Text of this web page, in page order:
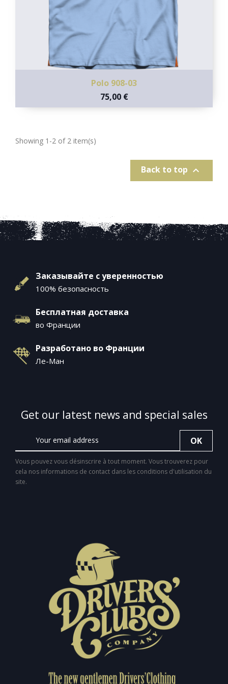
Polo 908-03
75,00 €
Showing 1-2 of 2 item(s)
Back to top 
Заказывайте с уверенностью
100% безопасность
Бесплатная доставка
во Франции
Разработано во Франции
Ле-Ман
Get our latest news and special sales
Vous pouvez vous désinscrire à tout moment. Vous trouverez pour
cela nos informations de contact dans les conditions d'utilisation du
site.